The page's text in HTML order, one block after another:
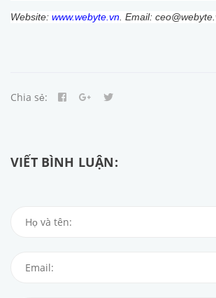
Website: www.webyte.vn. Email:
Chia sẻ:
VIẾT BÌNH LUẬN: